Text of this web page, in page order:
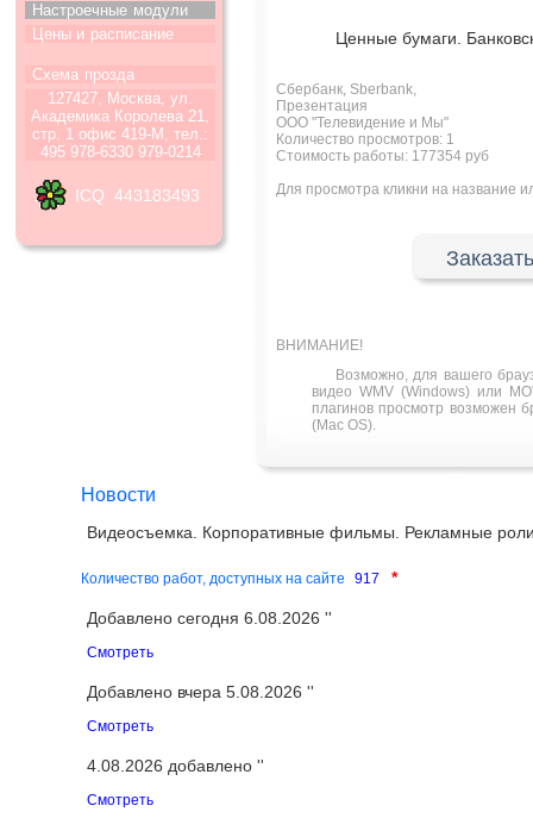
Настроечные модули
Цены и расписание
Схема прозда
127427, Москва, ул.
Академика Королева 21,
стр. 1 офис 419-М, тел.:
495 978-6330 979-0214
ICQ 443183493
Ценные бумаги.
Сбербанк, Sberbank,
Презентация
ООО "Телевидение и Мы"
Количество просмотров: 1
Стоимость работы: 177354 руб
Для просмотра кликни на название
ВНИМАНИЕ!
Возможно, для вашего
видео WMV (Windows) или
плагинов просмотр возможен
(Mac OS).
Новости
Видеосъемка. Корпоративные фильмы. Рекламные
Количество работ, доступных на сайте 917 *
Добавлено сегодня 6.08.2026 ''
Смотреть
Добавлено вчера 5.08.2026 ''
Смотреть
4.08.2026 добавлено ''
Смотреть